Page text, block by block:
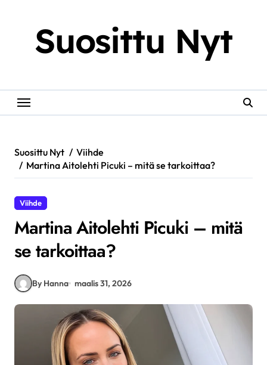
Suosittu Nyt
Suosittu Nyt
Viihde
Martina Aitolehti Picuki – mitä se tarkoittaa?
Viihde
Martina Aitolehti Picuki – mitä
se tarkoittaa?
By Hanna maalis 31, 2026